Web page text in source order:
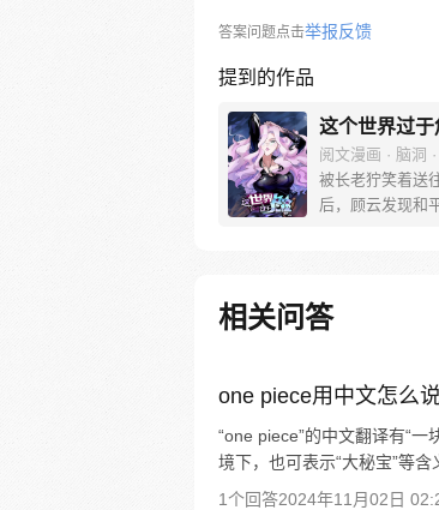
答案问题点击举报反馈
提到的作品
这个世界过于
阅文漫画 · 脑洞
被长老狞笑着送
后，顾云发现和
无数恶灵提心吊
说诞生了 《这个世界过于危险》每周
相关问答
one piece用中文怎么
“one piece”的中文翻译有“
境下，也可表示“大秘宝”等含
1个回答2024年11月02日